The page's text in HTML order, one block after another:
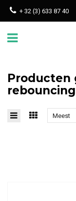
+ 32 (3) 633 87 40
Producten
Meest